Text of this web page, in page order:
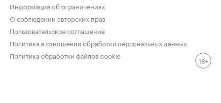
Информация об ограничениях
О соблюдении авторских прав
Пользовательское соглашение
Политика в отношении обработки персональных данных
Политика обработки файлов cookie
18+